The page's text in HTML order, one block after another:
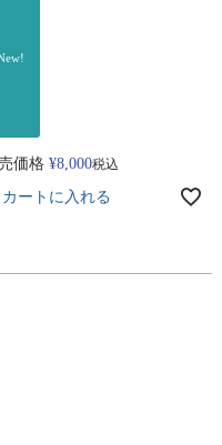
価格 ¥8,000税込
カートに入れる